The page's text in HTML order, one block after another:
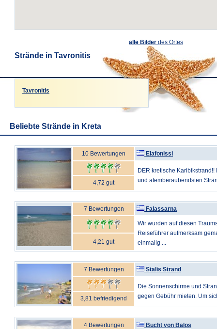
alle Bilder des Ortes
Strände in Tavronitis
Tavronitis
Beliebte Strände in Kreta
10 Bewertungen Elafonissi
DER kretische
und atemberaubendsten
4,72 gut
7 Bewertungen Falassarna
Wir wurden auf diesen
Reiseführer aufmerksam
einmalig ...
4,21 gut
7 Bewertungen Stalis Strand
Die Sonnenschirme und
gegen Gebühr mieten. Um
3,81 befriedigend
4 Bewertungen Bucht von Balos